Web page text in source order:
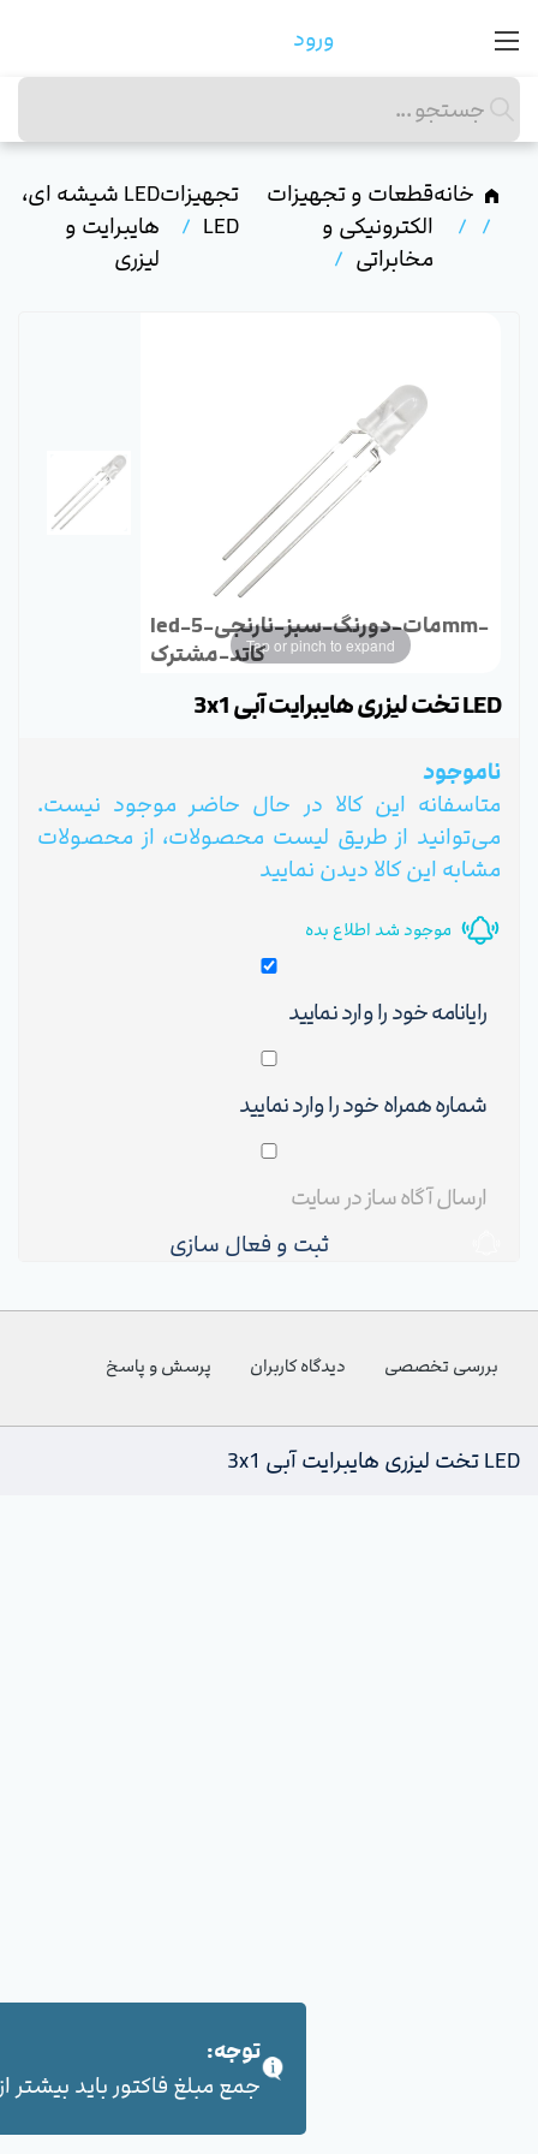
ورود
خانهقطعات و تجهیزات
الکترونیکی و
مخابراتی
تجهیزات
LED
LED شیشه ای،
هایبرایت و
لیزری
توجه:
جمع مبلغ فاکتور باید بیشتر از 100,000 هزار تومان
led-مات-دورنگ-سبز-نارنجی-5mm-
کاتد-مشترکTap or pinch to expand
LED تخت لیزری هایبرایت آبی 3x1
ناموجود
متاسفانه این کالا در حال حاضر موجود نیست.
می‌توانید از طریق لیست محصولات، از محصولات
مشابه این کالا دیدن نمایید
موجود شد اطلاع بده
ثبت و فعال سازی
بررسی تخصصی دیدگاه کاربران پرسش و پاسخ
LED تخت لیزری هایبرایت آبی 3x1